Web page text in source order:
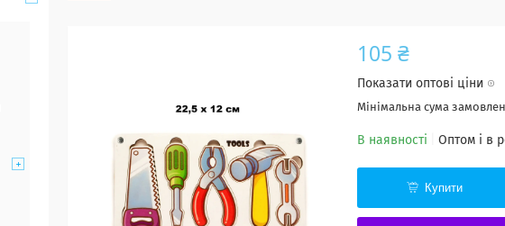
105 ₴
Показати оптові ціни
Мінімальна сума
В наявності Оптом і в
Купити